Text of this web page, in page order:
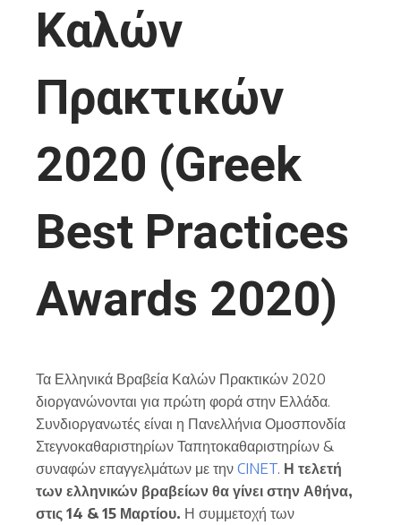
Καλών
Πρακτικών
2020 (Greek
Best Practices
Awards 2020)
Τα Ελληνικά Βραβεία Καλών Πρακτικών 2020
διοργανώνονται για πρώτη φορά στην Ελλάδα.
Συνδιοργανωτές είναι η Πανελλήνια Ομοσπονδία
Στεγνοκαθαριστηρίων Ταπητοκαθαριστηρίων &
συναφών επαγγελμάτων με την CINET. Η τελετή
των ελληνικών βραβείων θα γίνει στην Αθήνα,
στις 14 & 15 Μαρτίου. Η συμμετοχή των